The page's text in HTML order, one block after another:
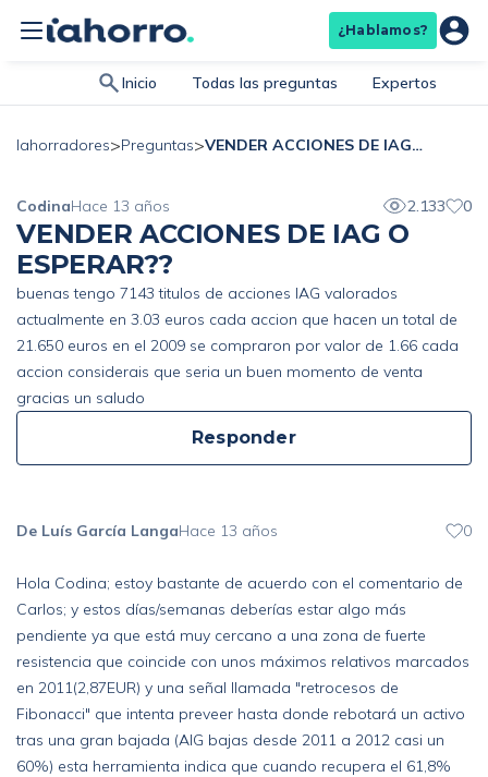
¿Hablamos?
Inicio Todas las preguntas Expertos
Iahorradores>Preguntas> VENDER ACCIONES DE IAG O ESPERAR??
CodinaHace 13 años 2.133 0
VENDER ACCIONES DE IAG O
ESPERAR??
buenas tengo 7143 titulos de acciones IAG valorados
actualmente en 3.03 euros cada accion que hacen un total de
21.650 euros en el 2009 se compraron por valor de 1.66 cada
accion considerais que seria un buen momento de venta
gracias un saludo
Responder
De Luís García LangaHace 13 años 0
Hola Codina; estoy bastante de acuerdo con el comentario de
Carlos; y estos días/semanas deberías estar algo más
pendiente ya que está muy cercano a una zona de fuerte
resistencia que coincide con unos máximos relativos marcados
en 2011(2,87EUR) y una señal llamada "retrocesos de
Fibonacci" que intenta preveer hasta donde rebotará un activo
tras una gran bajada (AIG bajas desde 2011 a 2012 casi un
60%) esta herramienta indica que cuando recupera el 61,8%